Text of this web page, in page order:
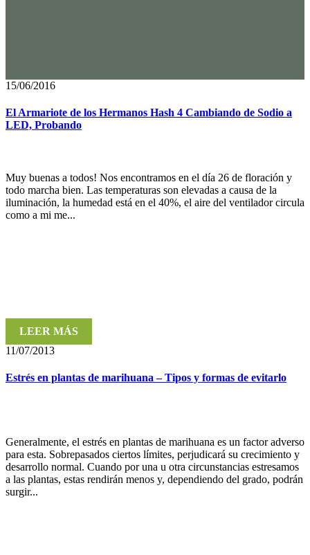
15/06/2016
El Armariote de los Hermanos Hash 4 Cambiando de Sodio a
LED, Probando
Muy buenas a todos! Nos encontramos en el día 26 de floración y
todo marcha bien. Las temperaturas son elevadas a causa de la
iluminación, la humedad está en el 40%, el aire del ventilador circula
como a mi me...
LEER MÁS
11/07/2013
Estrés en plantas de marihuana – Tipos y formas de evitarlo
Generalmente, el estrés en plantas de marihuana es un factor adverso
para esta. Sobrepasados ciertos límites, perjudicará su crecimiento y
desarrollo normal. Cuando por una u otra circunstancias estresamos
a las plantas, estas rendirán menos y, dependiendo del grado, podrán
surgir...